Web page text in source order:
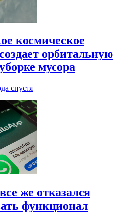
космическое
орбитальную
мусора
спустя
же отказался
функционал